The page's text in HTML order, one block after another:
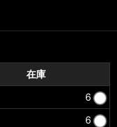
在庫
6
6